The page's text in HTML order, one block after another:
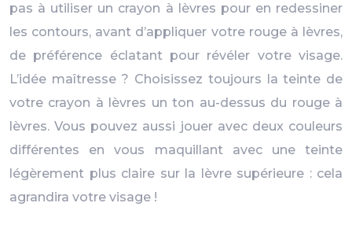
pas à utiliser un crayon à lèvres pour en redessiner
les contours, avant d’appliquer votre rouge à lèvres,
de préférence éclatant pour révéler votre visage.
L’idée maîtresse ? Choisissez toujours la teinte de
votre crayon à lèvres un ton au-dessus du rouge à
lèvres. Vous pouvez aussi jouer avec deux couleurs
différentes en vous maquillant avec une teinte
légèrement plus claire sur la lèvre supérieure : cela
agrandira votre visage !